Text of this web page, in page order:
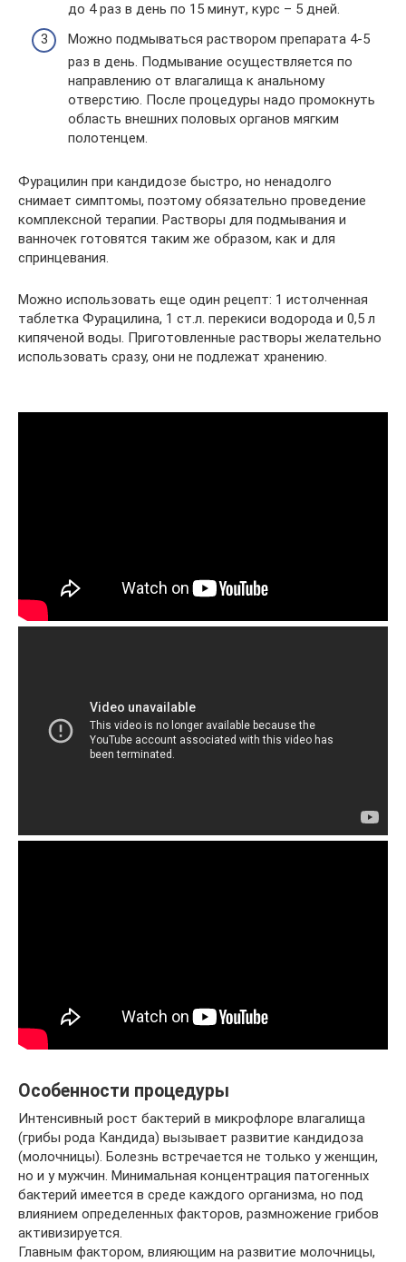
до 4 раз в день по 15 минут, курс – 5 дней.
Можно подмываться раствором препарата 4-5
раз в день. Подмывание осуществляется по
направлению от влагалища к анальному
отверстию. После процедуры надо промокнуть
область внешних половых органов мягким
полотенцем.
Фурацилин при кандидозе быстро, но ненадолго
снимает симптомы, поэтому обязательно проведение
комплексной терапии. Растворы для подмывания и
ванночек готовятся таким же образом, как и для
спринцевания.
Можно использовать еще один рецепт: 1 истолченная
таблетка Фурацилина, 1 ст.л. перекиси водорода и 0,5 л
кипяченой воды. Приготовленные растворы желательно
использовать сразу, они не подлежат хранению.
Особенности процедуры
Интенсивный рост бактерий в микрофлоре влагалища
(грибы рода Кандида) вызывает развитие кандидоза
(молочницы). Болезнь встречается не только у женщин,
но и у мужчин. Минимальная концентрация патогенных
бактерий имеется в среде каждого организма, но под
влиянием определенных факторов, размножение грибов
активизируется.
Главным фактором, влияющим на развитие молочницы,